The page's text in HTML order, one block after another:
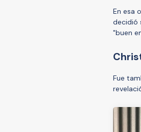
En esa
decidió
"buen
Fue